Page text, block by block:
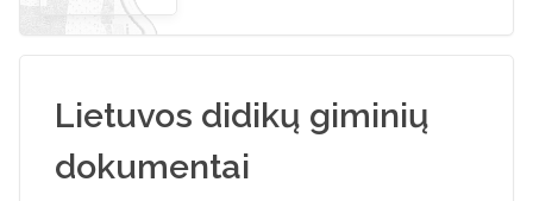
Lietuvos didikų giminių
dokumentai